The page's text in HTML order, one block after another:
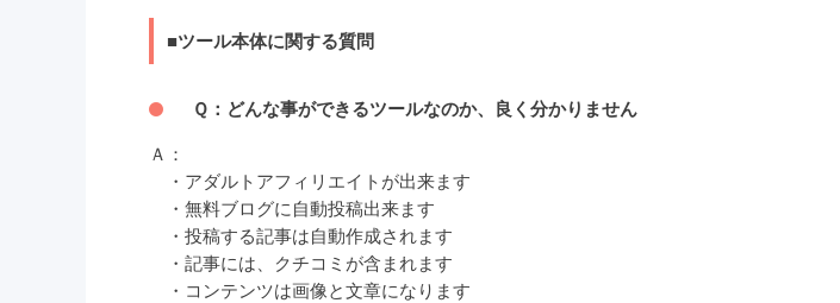
■ツール本体に関する質問
Ｑ：どんな事ができるツールなのか、良く分かりません
Ａ：
・アダルトアフィリエイトが出来ます
・無料ブログに自動投稿出来ます
・投稿する記事は自動作成されます
・記事には、クチコミが含まれます
・コンテンツは画像と文章になります